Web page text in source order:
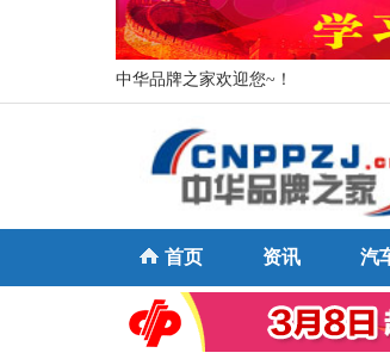
中华品牌之家欢迎您~！
首页 资讯 汽